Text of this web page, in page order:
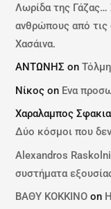
Λωρίδα της Γάζας…
ανθρώπους από τις
Χασάινα.
ΑΝΤΩΝΗΣ on
Νίκος on Ενα
Χαραλαμπος
Δύο κόσμοι που
Alexandros
συστήματα
ΒΑΘΥ ΚΟΚΚΙΝΟ on